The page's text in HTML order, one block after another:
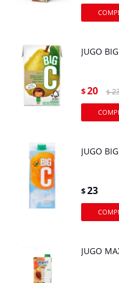
JUGO
$20 $
JUGO
$23
JUGO